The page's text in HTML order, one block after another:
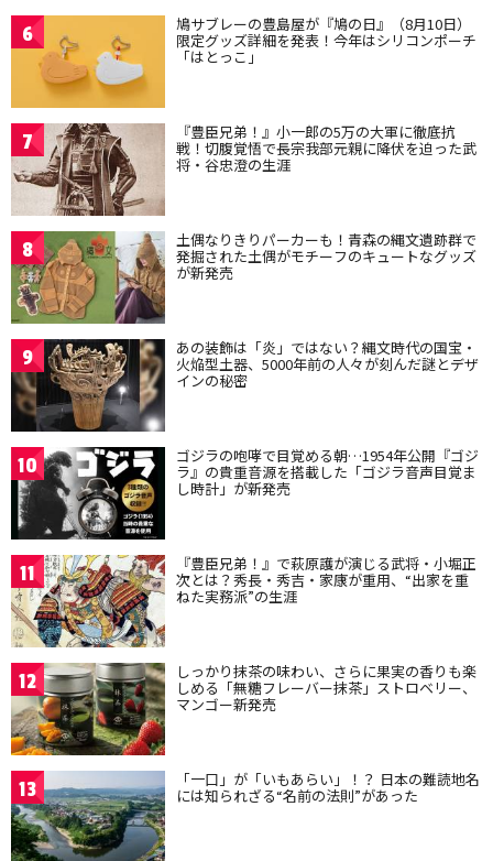
6 鳩サブレーの豊島屋が『鳩の日』（8月10日）
限定グッズ詳細を発表！今年はシリコンポーチ
「はとっこ」
7 『豊臣兄弟！』小一郎の5万の大軍に徹底抗
戦！切腹覚悟で長宗我部元親に降伏を迫った武
将・谷忠澄の生涯
8 土偶なりきりパーカーも！青森の縄文遺跡群で
発掘された土偶がモチーフのキュートなグッズ
が新発売
9 あの装飾は「炎」ではない？縄文時代の国宝・
火焔型土器、5000年前の人々が刻んだ謎とデザ
インの秘密
10 ゴジラの咆哮で目覚める朝…1954年公開『ゴジ
ラ』の貴重音源を搭載した「ゴジラ音声目覚ま
し時計」が新発売
11 『豊臣兄弟！』で萩原護が演じる武将・小堀正
次とは？秀長・秀吉・家康が重用、“出家を重
ねた実務派”の生涯
12 しっかり抹茶の味わい、さらに果実の香りも楽
しめる「無糖フレーバー抹茶」ストロベリー、
マンゴー新発売
13 「一口」が「いもあらい」！？ 日本の難読地名
には知られざる“名前の法則”があった